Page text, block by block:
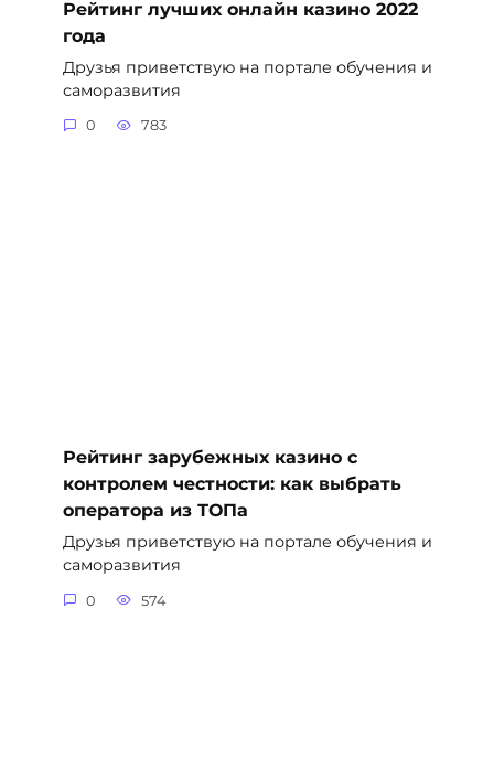
Рейтинг лучших онлайн казино 2022
года
Друзья приветствую на портале обучения и
саморазвития
0 783
Рейтинг зарубежных казино с
контролем честности: как выбрать
оператора из ТОПа
Друзья приветствую на портале обучения и
саморазвития
0 574